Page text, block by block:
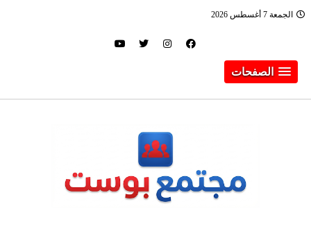
الجمعة 7 أغسطس 2026
الصفحات